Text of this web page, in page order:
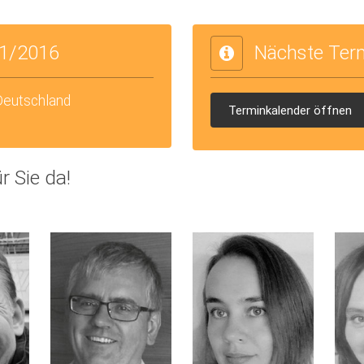
2016
Sie da!
Nächste
Terminkalender öffnen